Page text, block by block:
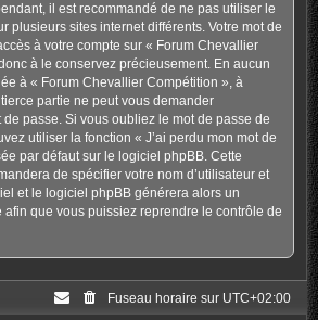
il est recommandé de ne pas utiliser le
plusieurs sites internet différents. Votre mot de
à votre compte sur « Forum Chevallier
à le conservez précieusement. En aucun
à « Forum Chevallier Compétition », à
partie ne peut vous demander
passe. Si vous oubliez le mot de passe de
utiliser la fonction « J’ai perdu mon mot de
par défaut sur le logiciel phpBB. Cette
de spécifier votre nom d’utilisateur et
et le logiciel phpBB générera alors un
afin que vous puissiez reprendre le contrôle de
Fuseau horaire sur UTC+02:00